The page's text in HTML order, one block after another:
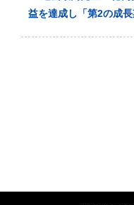
益を達成し「第2の成